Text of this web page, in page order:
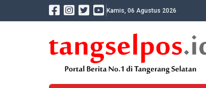
Kamis, 06 Agustus 2026